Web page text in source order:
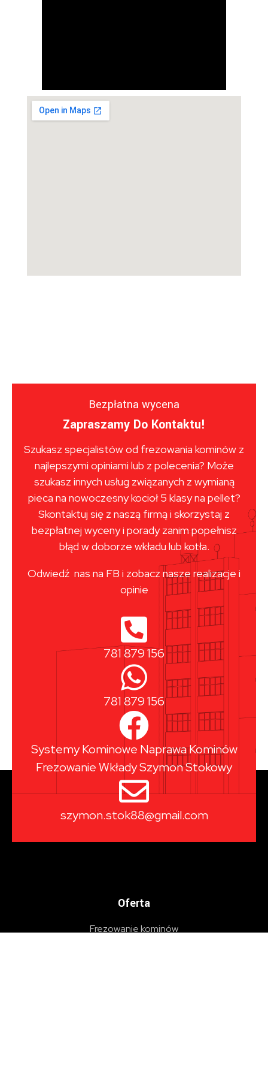
Bezpłatna wycena
Zapraszamy Do Kontaktu!
Szukasz specjalistów od frezowania kominów z
najlepszymi opiniami lub z polecenia? Może
szukasz innych usług związanych z wymianą
pieca na nowoczesny kocioł 5 klasy na pellet?
Skontaktuj się z naszą firmą i skorzystaj z
bezpłatnej wyceny i porady zanim popełnisz
błąd w doborze wkładu lub kotła.
Odwiedź nas na FB i zobacz nasze realizacje i
opinie
781 879 156
781 879 156
Systemy Kominowe Naprawa Kominów
Frezowanie Wkłady Szymon Stokowy
szymon.stok88@gmail.com
Oferta
Frezowanie kominów